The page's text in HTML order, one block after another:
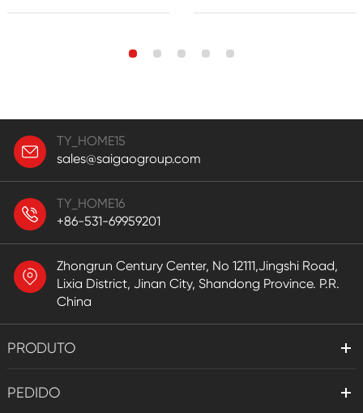
TY_HOME15
sales@saigaogroup.com
TY_HOME16
+86-531-69959201
Zhongrun Century Center, No 12111,Jingshi Road,
Lixia District, Jinan City, Shandong Province. P.R.
China
PRODUTO
PEDIDO